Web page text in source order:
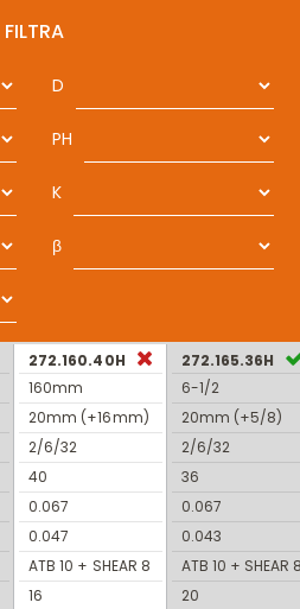
FILTRA
D
PH
K
β
272.160.40H
160mm
20mm (+16mm)
2/6/32
40
0.067
0.047
ATB 10 + SHEAR 8
16
272.165.36H
6-1/2
20mm (+5/8)
2/6/32
36
0.067
0.043
ATB 10 + SHEAR
20